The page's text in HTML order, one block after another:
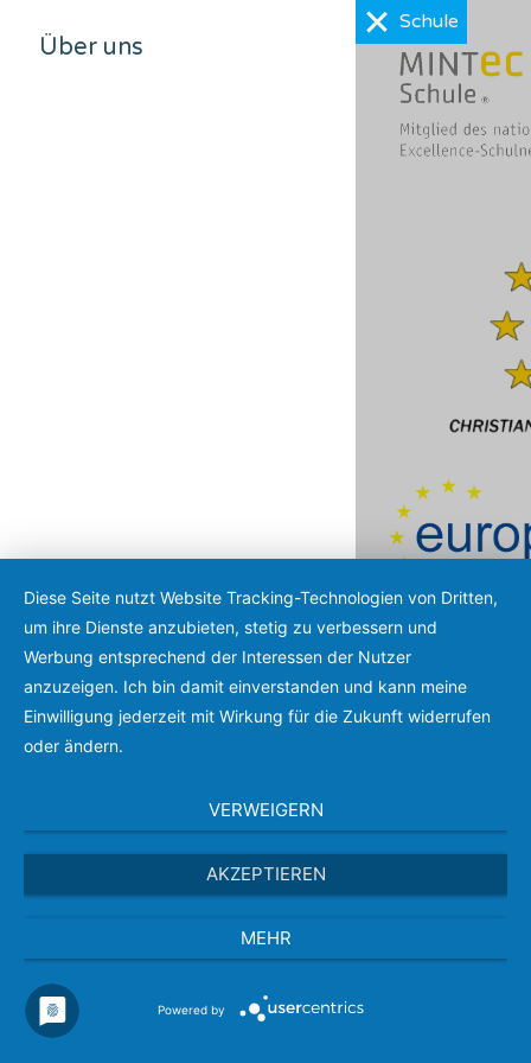
Menu
Hier finden
Über uns
Diese Seite nutzt Website Tracking-Technologien von Dritten,
um ihre Dienste anzubieten, stetig zu verbessern und
Werbung entsprechend der Interessen der Nutzer
anzuzeigen. Ich bin damit einverstanden und kann meine
Einwilligung jederzeit mit Wirkung für die Zukunft widerrufen
oder ändern.
VERWEIGERN
AKZEPTIEREN
MEHR
Powered by